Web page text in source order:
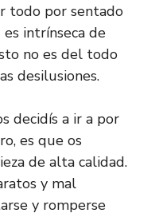
todo por sentado
intrínseca de
no es del todo
desilusiones.
decidís a ir a por
es que os
de alta calidad.
y mal
y romperse